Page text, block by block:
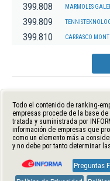
399.808 MARMOLES
399.809
399.810 CARRASCO
Todo el contenido de ranking-
empresas procede de la base de
tratada y suministrada por
información de empresas que
como un elemento más a
y no debe por tanto determinar
Preguntas